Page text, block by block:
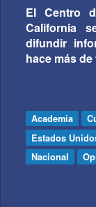
El Centro
California
difundir
hace más
Academia
Estados
Nacional